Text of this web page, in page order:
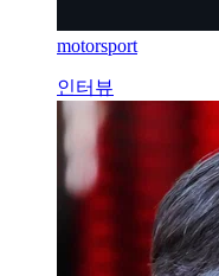
motorsport
인터뷰